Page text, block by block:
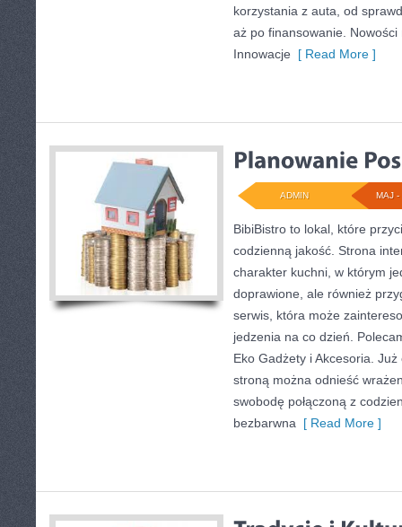
korzystania z auta, od
aż po finansowanie.
Innowacje [ Read More ]
MAJ -
ADMIN
BibiBistro to lokal, które
codzienną jakość. Strona
charakter kuchni, w którym
doprawione, ale również
serwis, która może
jedzenia na co dzień.
Eko Gadżety i Akcesoria.
stroną można odnieść
swobodę połączoną z
bezbarwna [ Read More ]